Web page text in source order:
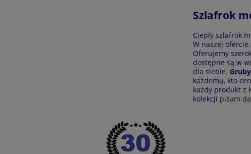
Szlafrok
Ciepły szlafrok
W naszej
Oferujemy
dostępne są w
dla siebie.
każdemu, kto
każdy produkt z
kolekcji piżam